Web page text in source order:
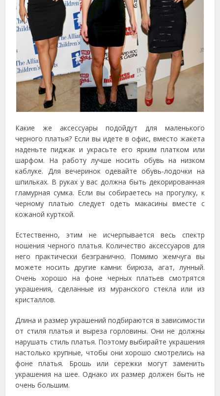
Какие же аксессуары подойдут для маленького
черного платья? Если вы идете в офис, вместо жакета
наденьте пиджак и украсьте его ярким платком или
шарфом. На работу лучше носить обувь на низком
каблуке. Для вечеринок одевайте обувь-лодочки на
шпильках. В руках у вас должна быть декорированная
гламурная сумка. Если вы собираетесь на прогулку, к
черному платью следует одеть макасины вместе с
кожаной курткой.
Естественно, этим не исчерпывается весь спектр
ношения черного платья. Количество аксессуаров для
него практически безгранично. Помимо жемчуга вы
можете носить другие камни: бирюза, агат, лунный.
Очень хорошо на фоне черных платьев смотрятся
украшения, сделанные из муранского стекла или из
кристаллов.
Длина и размер украшений подбираются в зависимости
от стиля платья и выреза горловины. Они не должны
нарушать стиль платья. Поэтому выбирайте украшения
настолько крупные, чтобы они хорошо смотрелись на
фоне платья. Брошь или сережки могут заменить
украшения на шее. Однако их размер должен быть не
очень большим.